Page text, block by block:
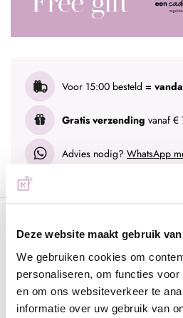
Deze website maakt gebruik
We gebruiken cookies om
personaliseren, om functies
en om ons websiteverkeer te
informatie over uw gebruik van
Voor 15:00 besteld =
Gratis verzending vanaf €
Advies nodig? WhatsApp
Omschrijving
Ontzettend handig, de gelakte tips
rustig alle kleuren te bekijken.
Deze tips bevatten de kleuren van